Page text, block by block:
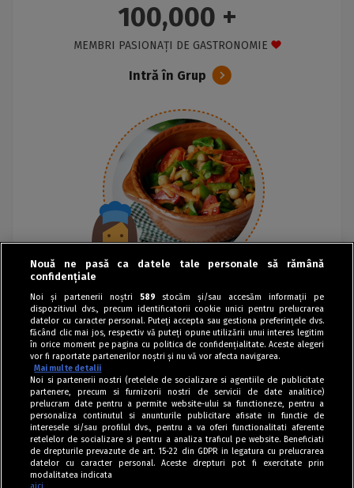
100,000 +
MEMBRI PASIONAȚI DE GASTRONOMIE
Intră în Grup
Nouă ne pasă ca datele tale personale să rămână
confidențiale
Noi și partenerii noștri 589 stocăm și/sau accesăm informații pe
dispozitivul dvs., precum identificatorii cookie unici pentru prelucrarea
datelor cu caracter personal. Puteți accepta sau gestiona preferințele dvs.
făcând clic mai jos, respectiv vă puteți opune utilizării unui interes legitim
în orice moment pe pagina cu politica de confidențialitate. Aceste alegeri
vor fi raportate partenerilor noștri și nu vă vor afecta navigarea.
Mai multe detalii
Noi si partenerii nostri (retelele de socializare si agentiile de publicitate
partenere, precum si furnizorii nostri de servicii de date analitice)
prelucram date pentru a permite website-ului sa functioneze, pentru a
personaliza continutul si anunturile publicitare afisate in functie de
interesele si/sau profilul dvs., pentru a va oferi functionalitati aferente
retelelor de socializare si pentru a analiza traficul pe website. Beneficiati
de drepturile prevazute de art. 15-22 din GDPR in legatura cu prelucrarea
datelor cu caracter personal. Aceste drepturi pot fi exercitate prin
modalitatea indicata